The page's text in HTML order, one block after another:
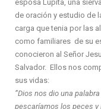
esposa Lupita, una
de oración y estudio de
carga que tenia por las
como familiares de su
conocieron al Señor
Salvador. Ellos nos
sus vidas:
”Dios nos dio una
pescaríamos los peces y